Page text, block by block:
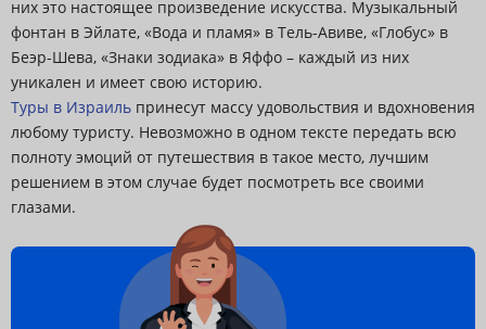
них это настоящее произведение искусства. Музыкальный
фонтан в Эйлате, «Вода и пламя» в Тель-Авиве, «Глобус» в
Беэр-Шева, «Знаки зодиака» в Яффо – каждый из них
уникален и имеет свою историю.
Туры в Израиль принесут массу удовольствия и вдохновения
любому туристу. Невозможно в одном тексте передать всю
полноту эмоций от путешествия в такое место, лучшим
решением в этом случае будет посмотреть все своими
глазами.